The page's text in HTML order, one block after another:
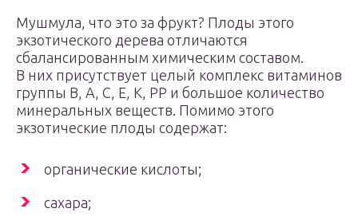
Мушмула, что это за фрукт? Плоды этого
экзотического дерева отличаются
сбалансированным химическим составом.
В них присутствует целый комплекс витаминов
группы В, А, С, Е, К, РР и большое количество
минеральных веществ. Помимо этого
экзотические плоды содержат:
органические кислоты;
сахара;